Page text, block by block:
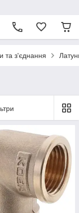
та з'єднання